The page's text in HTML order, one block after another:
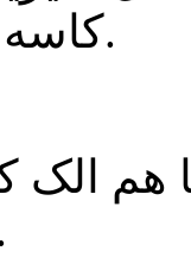
کاسه بزرگ ترکیب کنید.
آجیل